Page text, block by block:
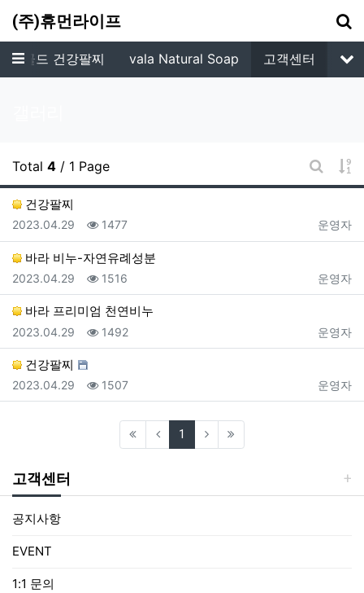
(주)휴먼라이프
메뉴
파골드 건강팔찌 vala Natural Soap
고객센터
Total 4 / 1 Page
게시판
건강팔찌
등록자
운영자
등록일
2023.04.29 조회
1477
바라 비누-자연유례성분
등록자
운영자
등록일
2023.04.29 조회
1516
바라 프리미엄 천연비누
등록자
운영자
등록일
2023.04.29 조회
1492
건강팔찌
등록자
운영자
등록일
2023.04.29 조회
1507
1 (current)
고객센터
공지사항
EVENT
1:1 문의